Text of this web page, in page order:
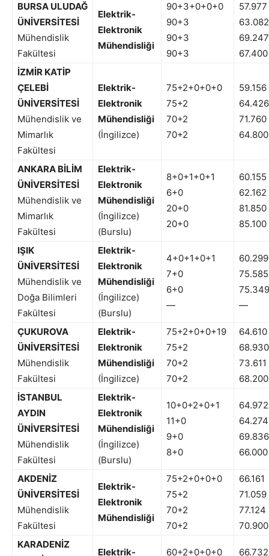
BURSA ULUDAĞ
ÜNİVERSİTESİ
Mühendislik
Fakültesi
Elektrik-
Elektronik
Mühendisliği
90+3+0+0+0
90+3
90+3
90+3
57.977
63.082
69.247
67.400
İZMİR KATİP
ÇELEBİ
ÜNİVERSİTESİ
Mühendislik ve
Mimarlık
Fakültesi
Elektrik-
Elektronik
Mühendisliği
(İngilizce)
75+2+0+0+0
75+2
70+2
70+2
59.156
64.426
71.760
64.800
ANKARA BİLİM
ÜNİVERSİTESİ
Mühendislik ve
Mimarlık
Fakültesi
Elektrik-
Elektronik
Mühendisliği
(İngilizce)
(Burslu)
8+0+1+0+1
6+0
20+0
20+0
60.155
62.162
81.850
85.100
IŞIK
ÜNİVERSİTESİ
Mühendislik ve
Doğa Bilimleri
Fakültesi
Elektrik-
Elektronik
Mühendisliği
(İngilizce)
(Burslu)
4+0+1+0+1
7+0
6+0
—
60.299
75.585
75.349
—
ÇUKUROVA
ÜNİVERSİTESİ
Mühendislik
Fakültesi
Elektrik-
Elektronik
Mühendisliği
(İngilizce)
75+2+0+0+19
75+2
70+2
70+2
64.610
68.930
73.611
68.200
İSTANBUL
AYDIN
ÜNİVERSİTESİ
Mühendislik
Fakültesi
Elektrik-
Elektronik
Mühendisliği
(İngilizce)
(Burslu)
10+0+2+0+1
11+0
9+0
8+0
64.972
64.274
69.836
66.000
AKDENİZ
ÜNİVERSİTESİ
Mühendislik
Fakültesi
Elektrik-
Elektronik
Mühendisliği
75+2+0+0+0
75+2
70+2
70+2
66.161
71.059
77.124
70.900
KARADENİZ
Elektrik-
60+2+0+0+0
66.732